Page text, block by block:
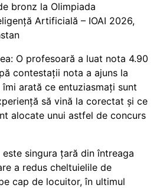
bronz la Olimpiada
Artificială – IOAI 2026,
O profesoară a luat nota 4.90
contestații nota a ajuns la
arată ce entuziasmați sunt
să vină la corectat și ce
alocate unui astfel de concurs
este singura țară din întreaga
a redus cheltuielile de
cap de locuitor, în ultimul